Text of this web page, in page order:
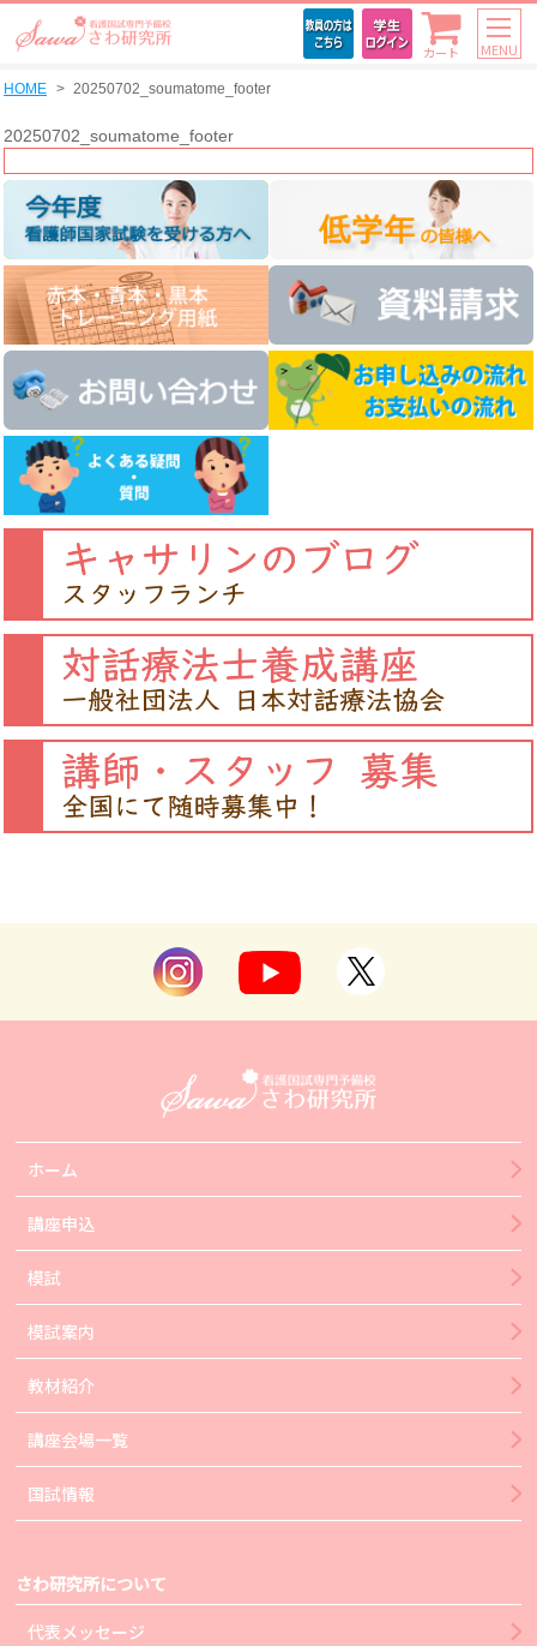
カート MENU
HOME 20250702_soumatome_footer
20250702_soumatome_footer
ホーム
講座申込
模試
模試案内
教材紹介
講座会場一覧
国試情報
さわ研究所について
代表メッセージ